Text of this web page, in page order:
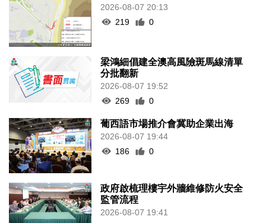
2026-08-07 20:13
219
0
梁鴻細倡建全澳高風險斑馬線清單
分批翻新
2026-08-07 19:52
269
0
葡西語市場推介會冀助企業出海
2026-08-07 19:44
186
0
政府啟梳理樓宇外牆維修防火安全
監管流程
2026-08-07 19:41